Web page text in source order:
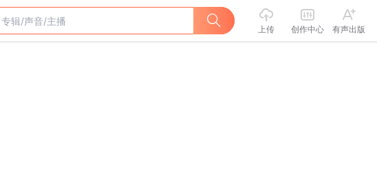
上传 创作中心 有声出版